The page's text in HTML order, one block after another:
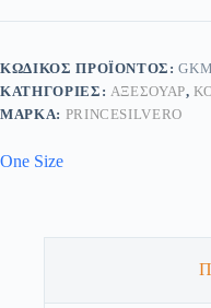
ΚΩΔΙΚΌΣ ΠΡΟΪΌΝΤΟΣ:
ΚΑΤΗΓΟΡΊΕΣ: ΑΞΕΣΟΥΆΡ,
ΜΆΡΚΑ: PRINCESILVERO
One Size